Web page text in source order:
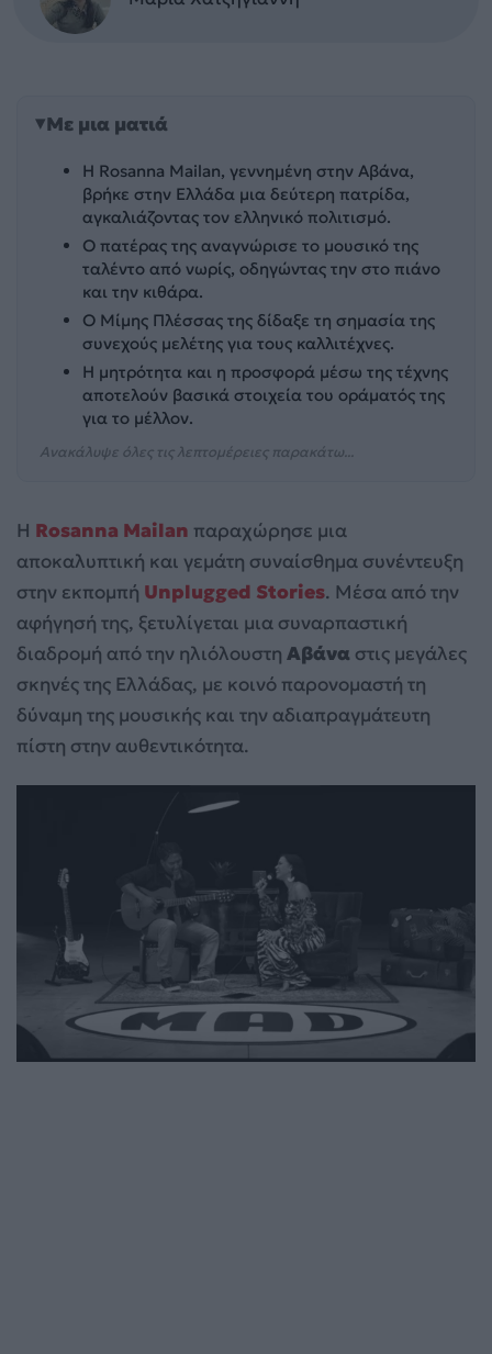
Με μια ματιά
Η Rosanna Mailan, γεννημένη στην Αβάνα,
βρήκε στην Ελλάδα μια δεύτερη πατρίδα,
αγκαλιάζοντας τον ελληνικό πολιτισμό.
Ο πατέρας της αναγνώρισε το μουσικό της
ταλέντο από νωρίς, οδηγώντας την στο πιάνο
και την κιθάρα.
Ο Μίμης Πλέσσας της δίδαξε τη σημασία της
συνεχούς μελέτης για τους καλλιτέχνες.
Η μητρότητα και η προσφορά μέσω της τέχνης
αποτελούν βασικά στοιχεία του οράματός της
για το μέλλον.
Ανακάλυψε όλες τις λεπτομέρειες παρακάτω...
Η Rosanna Mailan παραχώρησε μια
αποκαλυπτική και γεμάτη συναίσθημα συνέντευξη
στην εκπομπή Unplugged Stories. Μέσα από την
αφήγησή της, ξετυλίγεται μια συναρπαστική
διαδρομή από την ηλιόλουστη Αβάνα στις μεγάλες
σκηνές της Ελλάδας, με κοινό παρονομαστή τη
δύναμη της μουσικής και την αδιαπραγμάτευτη
πίστη στην αυθεντικότητα.